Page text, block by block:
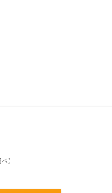
）